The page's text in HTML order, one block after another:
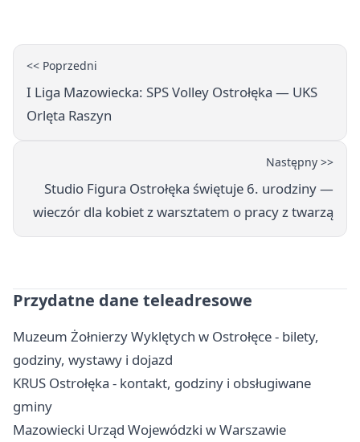
<< Poprzedni
I Liga Mazowiecka: SPS Volley Ostrołęka — UKS
Orlęta Raszyn
Następny >>
Studio Figura Ostrołęka świętuje 6. urodziny —
wieczór dla kobiet z warsztatem o pracy z twarzą
Przydatne dane teleadresowe
Muzeum Żołnierzy Wyklętych w Ostrołęce - bilety,
godziny, wystawy i dojazd
KRUS Ostrołęka - kontakt, godziny i obsługiwane
gminy
Mazowiecki Urząd Wojewódzki w Warszawie